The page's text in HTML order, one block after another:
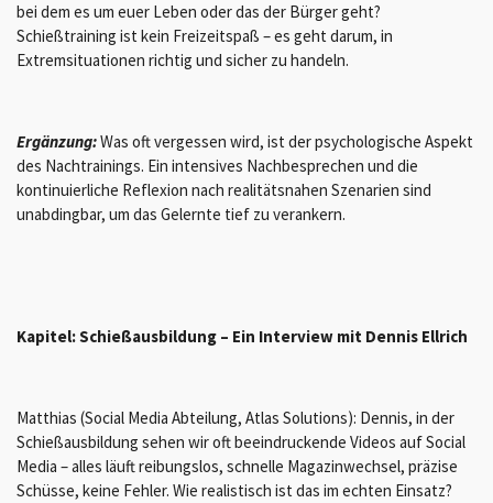
bei dem es um euer Leben oder das der Bürger geht?
Schießtraining ist kein Freizeitspaß – es geht darum, in
Extremsituationen richtig und sicher zu handeln.
Ergänzung:Was oft vergessen wird, ist der psychologische Aspekt
des Nachtrainings. Ein intensives Nachbesprechen und die
kontinuierliche Reflexion nach realitätsnahen Szenarien sind
unabdingbar, um das Gelernte tief zu verankern.
Kapitel: Schießausbildung – Ein Interview mit Dennis Ellrich
Matthias (Social Media Abteilung, Atlas Solutions): Dennis, in der
Schießausbildung sehen wir oft beeindruckende Videos auf Social
Media – alles läuft reibungslos, schnelle Magazinwechsel, präzise
Schüsse, keine Fehler. Wie realistisch ist das im echten Einsatz?